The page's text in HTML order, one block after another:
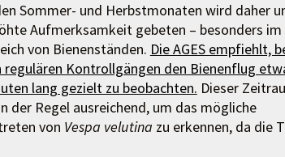
Sommer- und Herbstmonaten wird daher
Aufmerksamkeit gebeten – besonders im
von Bienenständen. Die AGES empfiehlt,
regulären Kontrollgängen den Bienenflug
lang gezielt zu beobachten. Dieser
der Regel ausreichend, um das mögliche
von Vespa velutina zu erkennen, da die